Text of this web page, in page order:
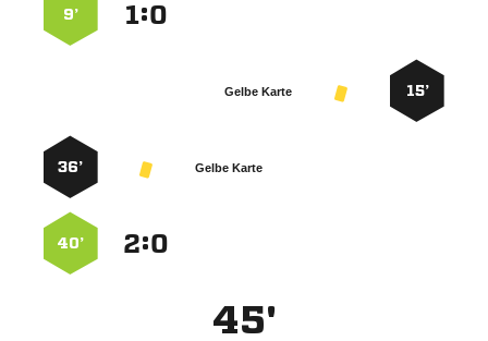
:
9’
15’
Gelbe Karte
Gelbe Karte
36’
:
40’
45'